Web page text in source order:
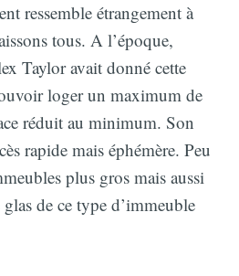
ressemble étrangement à
tous. A l’époque,
Taylor avait donné cette
loger un maximum de
réduit au minimum. Son
rapide mais éphémère. Peu
plus gros mais aussi
de ce type d’immeuble